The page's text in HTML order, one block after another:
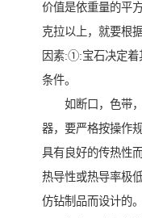
价值是依重量的平
克拉以上，就要根
因素:①:宝石决定
条件。
如断口，色带，
器，要严格按操作
具有良好的传热性
热导性或热导率极
仿钻制品而设计的。